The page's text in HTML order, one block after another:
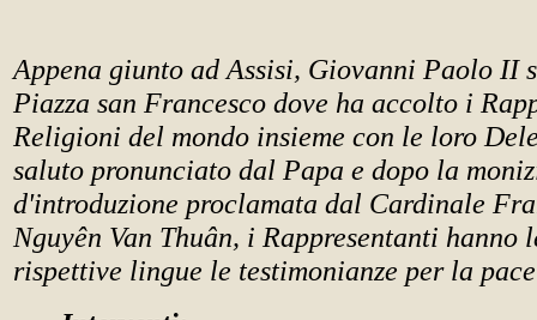
Appena giunto ad Assisi, Giovanni Paolo II
Piazza san Francesco dove ha accolto i
Religioni del mondo insieme con le loro
saluto pronunciato dal Papa e dopo la
d'introduzione proclamata dal Cardinale
Nguyên Van Thuân, i Rappresentanti hanno
rispettive lingue le testimonianze per la